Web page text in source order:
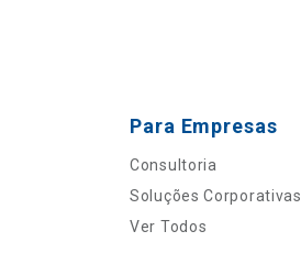
Para Empresas
Consultoria
Soluções Corporativas
Ver Todos